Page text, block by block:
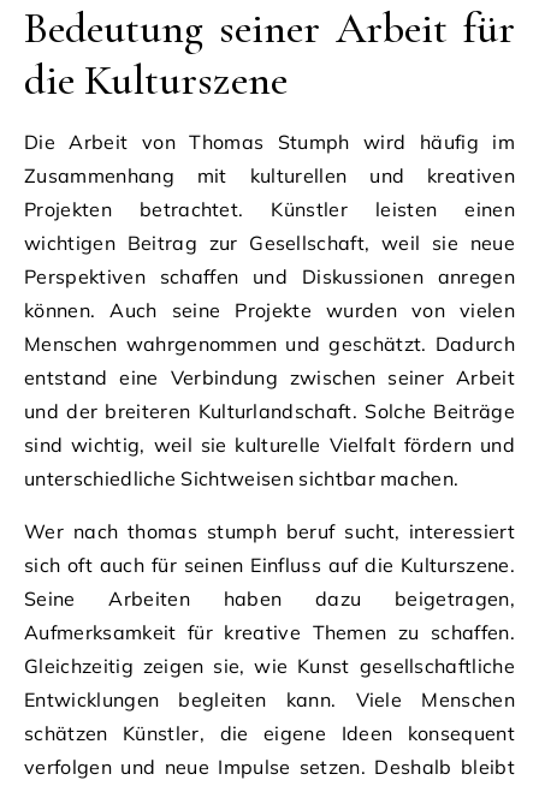
Bedeutung seiner Arbeit für
die Kulturszene
Die Arbeit von Thomas Stumph wird häufig im
Zusammenhang mit kulturellen und kreativen
Projekten betrachtet. Künstler leisten einen
wichtigen Beitrag zur Gesellschaft, weil sie neue
Perspektiven schaffen und Diskussionen anregen
können. Auch seine Projekte wurden von vielen
Menschen wahrgenommen und geschätzt. Dadurch
entstand eine Verbindung zwischen seiner Arbeit
und der breiteren Kulturlandschaft. Solche Beiträge
sind wichtig, weil sie kulturelle Vielfalt fördern und
unterschiedliche Sichtweisen sichtbar machen.
Wer nach thomas stumph beruf sucht, interessiert
sich oft auch für seinen Einfluss auf die Kulturszene.
Seine Arbeiten haben dazu beigetragen,
Aufmerksamkeit für kreative Themen zu schaffen.
Gleichzeitig zeigen sie, wie Kunst gesellschaftliche
Entwicklungen begleiten kann. Viele Menschen
schätzen Künstler, die eigene Ideen konsequent
verfolgen und neue Impulse setzen. Deshalb bleibt